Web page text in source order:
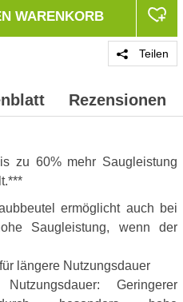
WARENKORB
Teilen
Rezensionen
zu 60% mehr Saugleistung
ermöglicht auch bei
Saugleistung, wenn der
längere Nutzungsdauer
Geringerer